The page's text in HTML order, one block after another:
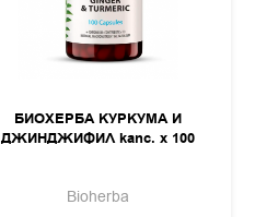
БИОХЕРБА КУРКУМА И
ДЖИНДЖИФИЛ капс. х 100
Bioherba